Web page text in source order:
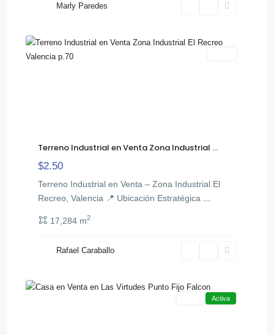
Marly Paredes
Amarillo,
Terreno Industrial en Venta Zona Industrial ...
$2.50
Terreno Industrial en Venta – Zona Industrial El
Recreo, Valencia 📍 Ubicación Estratégica
17,284 m2
Rafael Caraballo
Punto
Activa